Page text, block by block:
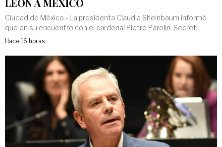
LEÓN A MÉXICO
Ciudad de México.- La presidenta Claudia Sheinbaum informó
que en su encuentro con el cardenal Pietro Parolin, Secret...
Hace 16 horas